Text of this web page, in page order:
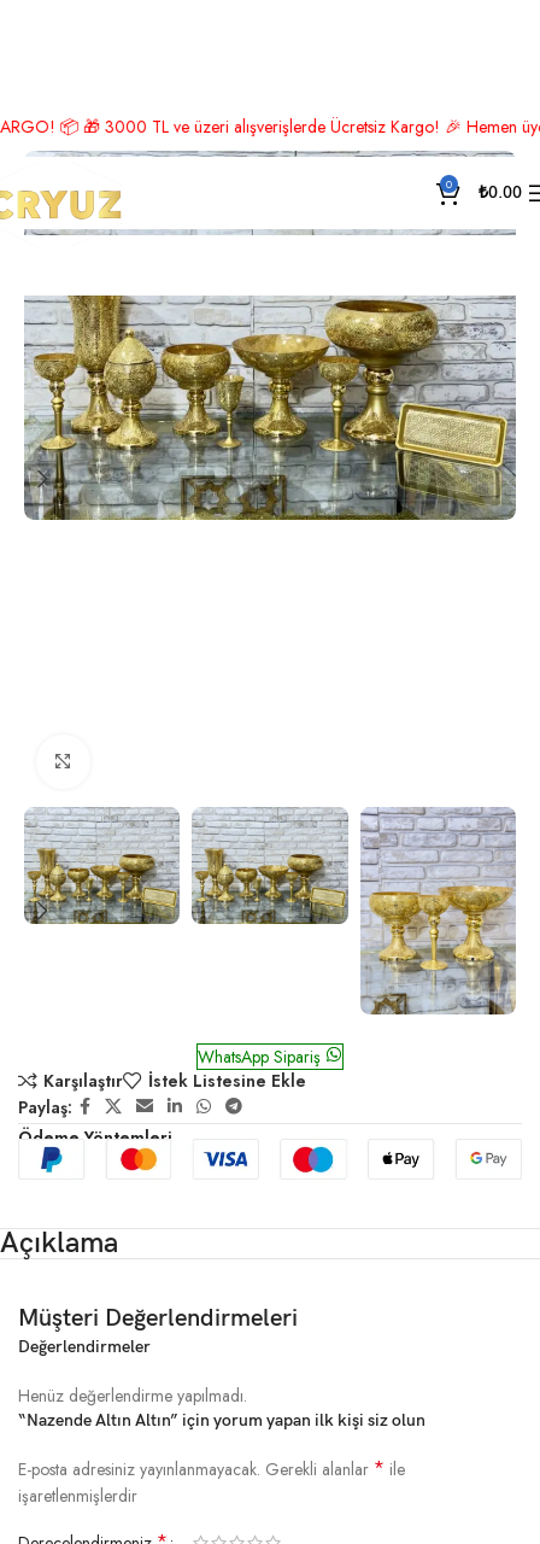
3000 TL ve üzeri alışverişlerde Ücretsiz Kargo! 🎉 Hemen üye ol,
0 ₺0.00
Ana Sayfa Osmanlı Koleksiyonu
WhatsApp Sipariş
Karşılaştır
İstek Listesine Ekle
Paylaş:
Ödeme Yöntemleri
Açıklama
Müşteri Değerlendirmeleri
Değerlendirmeler
Henüz değerlendirme yapılmadı.
“Nazende Altın Altın” için yorum yapan ilk kişi siz olun
E-posta adresiniz yayınlanmayacak. Gerekli alanlar * ile
işaretlenmişlerdir